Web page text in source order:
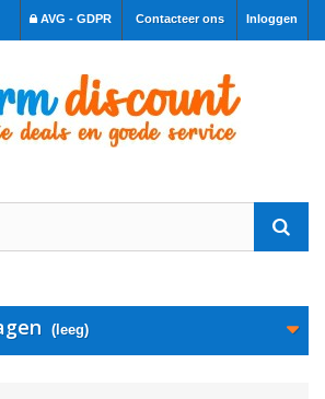
Inloggen
Contacteer ons
AVG - GDPR
(leeg)